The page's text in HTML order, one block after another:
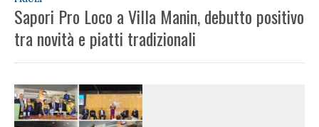
Sapori Pro Loco a Villa Manin, debutto positivo
tra novità e piatti tradizionali